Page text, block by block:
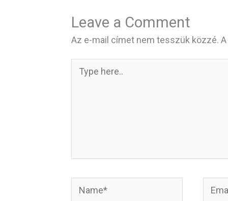
Leave a Comment
Az e-mail címet nem tesszük közzé.
here..